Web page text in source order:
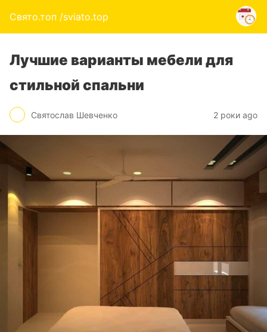
Свято.топ /sviato.top
Лучшие варианты мебели для
стильной спальни
Святослав Шевченко 2 роки ago